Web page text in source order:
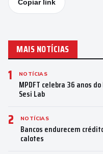
Copiar link
MAIS NOTÍCIAS
1 NOTÍCIAS
MPDFT celebra 36 anos
Sesi Lab
2 NOTÍCIAS
Bancos endurecem
calotes